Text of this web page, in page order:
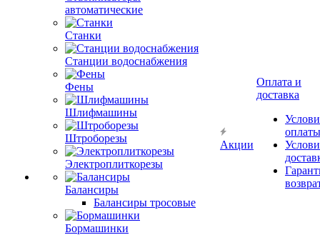
автоматические
Станки
Станции водоснабжения
Фены
Шлифмашины
Штроборезы
Электроплиткорезы
Балансиры
Балансиры тросовые
Бормашинки
Акции
Оплата и
доставка
оплаты